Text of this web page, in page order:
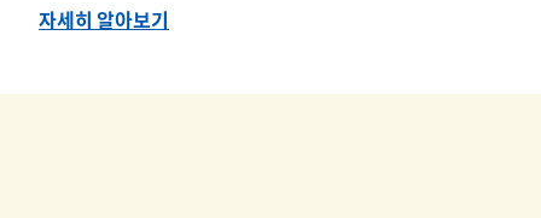
자세히 알아보기